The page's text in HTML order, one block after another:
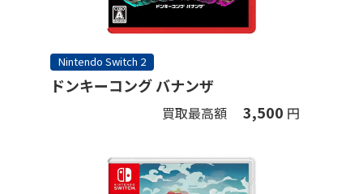
Nintendo Switch 2
ドンキーコング バナンザ
買取最高額 3,500 円